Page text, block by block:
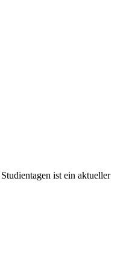
ist ein aktueller